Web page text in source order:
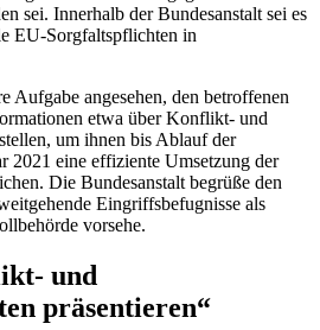
sei. Innerhalb der Bundesanstalt sei es
EU-Sorgfaltspflichten in
Aufgabe angesehen, den betroffenen
etwa über Konflikt- und
um ihnen bis Ablauf der
2021 eine effiziente Umsetzung der
Die Bundesanstalt begrüße den
Eingriffsbefugnisse als
vorsehe.
und
präsentieren“